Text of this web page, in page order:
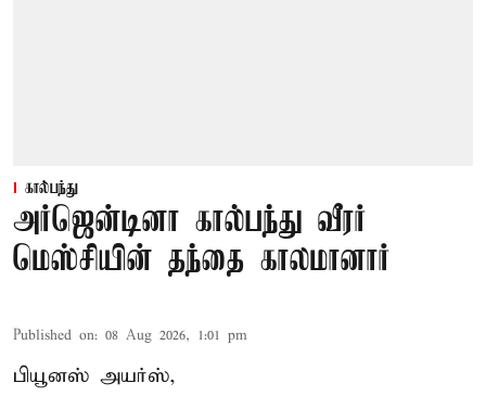
கால்பந்து
அர்ஜென்டினா கால்பந்து வீரர்
மெஸ்சியின் தந்தை காலமானார்
Published on: 08 Aug 2026, 1:01 pm
பியூனஸ் அயர்ஸ்,